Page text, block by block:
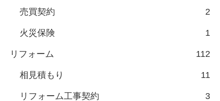
売買契約 2
火災保険 1
リフォーム 112
相見積もり 11
リフォーム工事契約 3